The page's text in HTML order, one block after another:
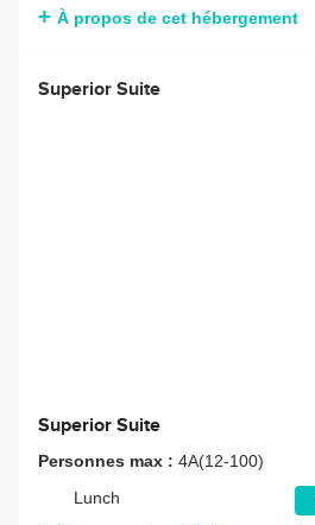
À propos de cet hébergement
Superior Suite
Superior Suite
Personnes max : 4A(12-100)
Lunch